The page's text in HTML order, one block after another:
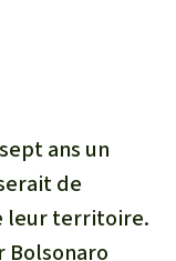
ans un
de
leur territoire.
Bolsonaro